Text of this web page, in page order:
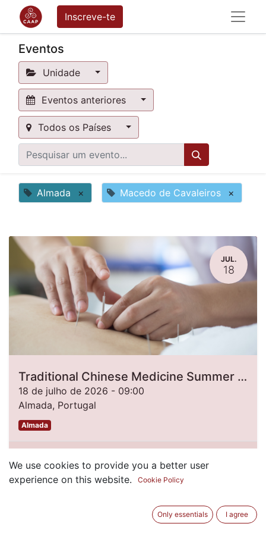
Inscreve-te
Eventos
Unidade
Eventos anteriores
Todos os Países
Almada × Macedo de Cavaleiros ×
JUL.
18
Traditional Chinese Medicine Summer Camp 2026 [2nd Edition]
18 de julho de 2026 - 09:00
Almada, Portugal
Almada
30
We use cookies to provide you a better user
experience on this website.
Cookie Policy
Only essentials I agree